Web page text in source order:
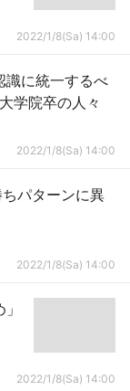
2022/1/8(Sa) 14:00
識に統一するべ
学院卒の人々
2022/1/8(Sa) 14:00
パターンに異
2022/1/8(Sa) 14:00
2022/1/8(Sa) 14:00